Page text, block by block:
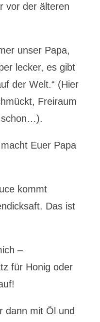
vor der älteren
unser Papa,
lecker, es gibt
der Welt.“ (Hier
Freiraum
schon…).
Euer Papa
kommt
Das ist
–
für Honig oder
dann mit Öl und